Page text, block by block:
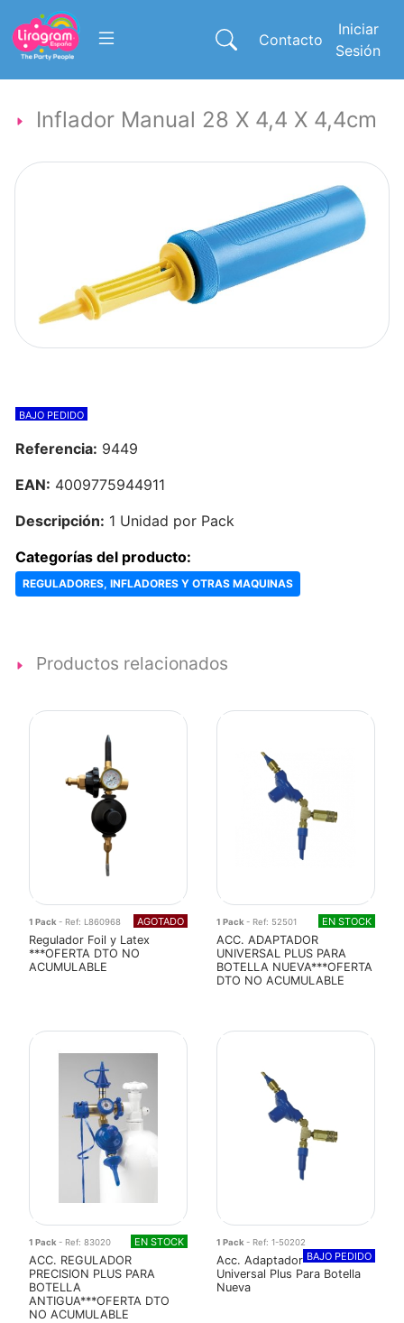
Contacto
Iniciar
Sesión
Inflador Manual 28 X 4,4 X 4,4cm
BAJO PEDIDO
Referencia: 9449
EAN: 4009775944911
Descripción: 1 Unidad por Pack
Categorías del producto:
REGULADORES, INFLADORES Y OTRAS MAQUINAS
Productos relacionados
1 Pack - Ref: L860968 AGOTADO
Regulador Foil y Latex
***OFERTA DTO NO
ACUMULABLE
1 Pack - Ref: 52501 EN STOCK
ACC. ADAPTADOR
UNIVERSAL PLUS PARA
BOTELLA NUEVA***OFERTA
DTO NO ACUMULABLE
1 Pack - Ref: 83020 EN STOCK
ACC. REGULADOR
PRECISION PLUS PARA
BOTELLA
ANTIGUA***OFERTA DTO
NO ACUMULABLE
1 Pack - Ref: 1-50202
BAJO PEDIDO
Acc. Adaptador
Universal Plus Para Botella
Nueva